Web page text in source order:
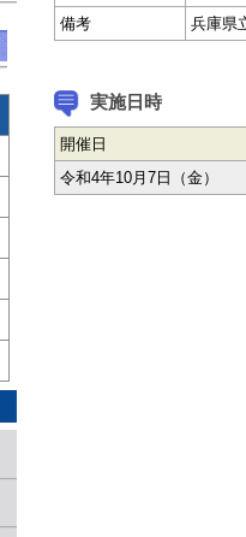
備考
兵庫県
実施日時
開催日
令和4年10月7日（金）